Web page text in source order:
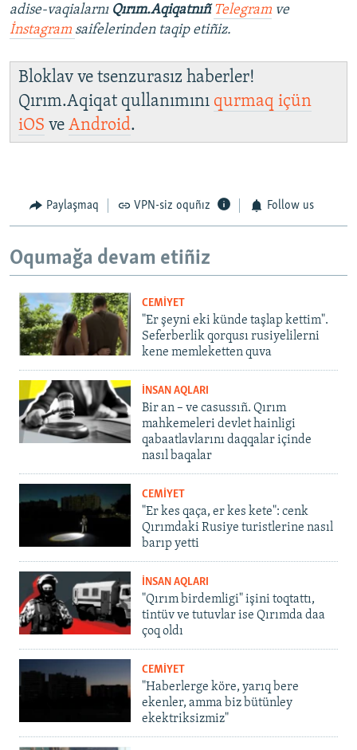
adise-vaqialarnı Qırım.Aqiqatnıñ Telegram ve
İnstagram saifelerinden taqip etiñiz.
Bloklav ve tsenzurasız haberler!
Qırım.Aqiqat qullanımını qurmaq içün
iOS ve Android.
Paylaşmaq VPN-siz oquñız Follow us
Oqumağa devam etiñiz
CEMİYET
"Er şeyni eki künde taşlap kettim".
Seferberlik qorqusı rusiyelilerni
kene memleketten quva
İNSAN AQLARI
Bir an – ve casussıñ. Qırım
mahkemeleri devlet hainligi
qabaatlavlarını daqqalar içinde
nasıl baqalar
CEMİYET
"Er kes qaça, er kes kete": cenk
Qırımdaki Rusiye turistlerine nasıl
barıp yetti
İNSAN AQLARI
"Qırım birdemligi" işini toqtattı,
tintüv ve tutuvlar ise Qırımda daa
çoq oldı
CEMİYET
"Haberlerge köre, yarıq bere
ekenler, amma biz bütünley
ekektriksizmiz"